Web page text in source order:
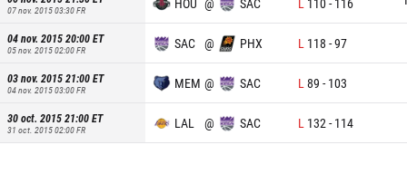
07 nov. 2015 03:30FR
04 nov. 2015 20:00ET
05 nov. 2015 02:00FR SAC @ PHX L 118 -97
03 nov. 2015 21:00ET
04 nov. 2015 03:00FR MEM @ SAC L 89 - 103
30 oct. 2015 21:00ET
31 oct. 2015 02:00FR LAL @ SAC L 132 - 114